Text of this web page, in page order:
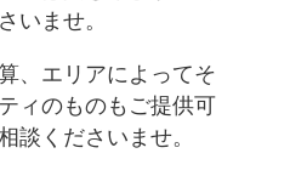
いませ。
、エリアによってそ
ィのものもご提供可
談くださいませ。